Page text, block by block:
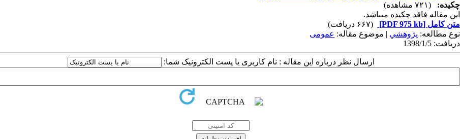
چکیده:
(۷۲۱ مشاهده)
این مقاله فاقد چکیده می​باشد.
متن کامل [PDF 975 kb]
(۶۶۷ دریافت)
نوع مطالعه: پژوهشي | موضوع مقاله: عمومى
دریافت: 1398/1/5
ارسال نظر درباره این مقاله : نام کاربری یا پست الکترونیک شما: